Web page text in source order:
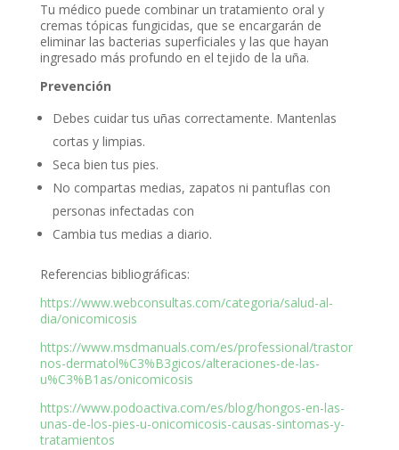
Tu médico puede combinar un tratamiento oral y
cremas tópicas fungicidas, que se encargarán de
eliminar las bacterias superficiales y las que hayan
ingresado más profundo en el tejido de la uña.
Prevención
Debes cuidar tus uñas correctamente. Mantenlas
cortas y limpias.
Seca bien tus pies.
No compartas medias, zapatos ni pantuflas con
personas infectadas con
Cambia tus medias a diario.
Referencias bibliográficas:
https://www.webconsultas.com/categoria/salud-al-
dia/onicomicosis
https://www.msdmanuals.com/es/professional/trastor
nos-dermatol%C3%B3gicos/alteraciones-de-las-
u%C3%B1as/onicomicosis
https://www.podoactiva.com/es/blog/hongos-en-las-
unas-de-los-pies-u-onicomicosis-causas-sintomas-y-
tratamientos